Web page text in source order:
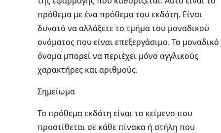
πρόθεμα με ένα πρόθεμα του εκδότη. Είναι
δυνατό να αλλάξετε το τμήμα του μοναδικού
ονόματος που είναι επεξεργάσιμο. Το μοναδικό
όνομα μπορεί να περιέχει μόνο αγγλικούς
χαρακτήρες και αριθμούς.
Σημείωμα
Το πρόθεμα εκδότη είναι το κείμενο που
προστίθεται σε κάθε πίνακα ή στήλη που